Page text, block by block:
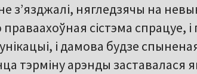
з’язджалі, нягледзячы на
сістэма спрацуе,
і дамова будзе
тэрміну арэнды заставалася